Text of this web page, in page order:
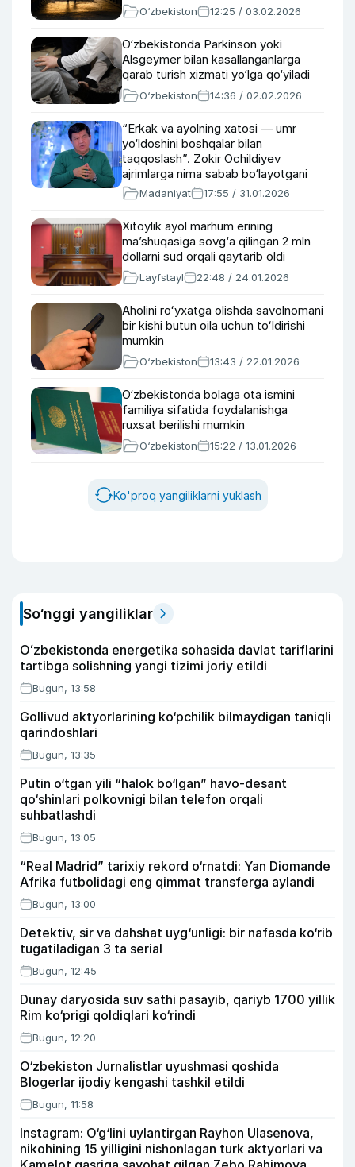
O‘zbekiston 12:25 / 03.02.2026
O‘zbekistonda Parkinson yoki
Alsgeymer bilan kasallanganlarga
qarab turish xizmati yo‘lga qo‘yiladi
O‘zbekiston 14:36 / 02.02.2026
“Erkak va ayolning xatosi — umr
yo‘ldoshini boshqalar bilan
taqqoslash”. Zokir Ochildiyev
ajrimlarga nima sabab bo‘layotgani
haqidaMadaniyat 17:55 / 31.01.2026
Xitoylik ayol marhum erining
ma’shuqasiga sovg‘a qilingan 2 mln
dollarni sud orqali qaytarib oldi
Layfstayl 22:48 / 24.01.2026
Aholini roʻyxatga olishda savolnomani
bir kishi butun oila uchun toʻldirishi
mumkin
O‘zbekiston 13:43 / 22.01.2026
O‘zbekistonda bolaga ota ismini
familiya sifatida foydalanishga
ruxsat berilishi mumkin
O‘zbekiston 15:22 / 13.01.2026
Ko'proq yangiliklarni yuklash
So‘nggi yangiliklar
Oʻzbekistonda energetika sohasida davlat tariflarini
tartibga solishning yangi tizimi joriy etildi
Bugun, 13:58
Gollivud aktyorlarining ko‘pchilik bilmaydigan taniqli
qarindoshlari
Bugun, 13:35
Putin o‘tgan yili “halok bo‘lgan” havo-desant
qo‘shinlari polkovnigi bilan telefon orqali
suhbatlashdi
Bugun, 13:05
“Real Madrid” tarixiy rekord o‘rnatdi: Yan Diomande
Afrika futbolidagi eng qimmat transferga aylandi
Bugun, 13:00
Detektiv, sir va dahshat uyg‘unligi: bir nafasda ko‘rib
tugatiladigan 3 ta serial
Bugun, 12:45
Dunay daryosida suv sathi pasayib, qariyb 1700 yillik
Rim ko‘prigi qoldiqlari ko‘rindi
Bugun, 12:20
O‘zbekiston Jurnalistlar uyushmasi qoshida
Blogerlar ijodiy kengashi tashkil etildi
Bugun, 11:58
Instagram: O‘g‘lini uylantirgan Rayhon Ulasenova,
nikohining 15 yilligini nishonlagan turk aktyorlari va